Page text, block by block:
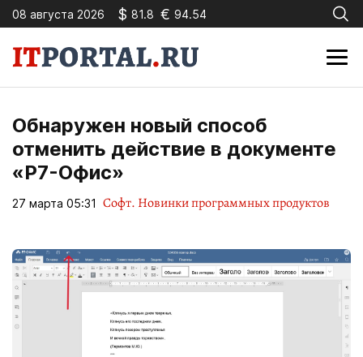
08 августа 2026 $ 81.8 € 94.54
Обнаружен новый способ
отменить действие в документе
«Р7-Офис»
27 марта 05:31 Софт. Новинки программных продуктов